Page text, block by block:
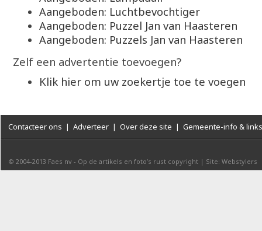
Aangeboden: Luchtbevochtiger
Aangeboden: Puzzel Jan van Haasteren
Aangeboden: Puzzels Jan van Haasteren
Zelf een advertentie toevoegen?
Klik hier om uw zoekertje toe te voegen
Contacteer ons | Adverteer | Over deze site | Gemeente-info & links
© 2004-2013 Faes nv - Op de artikels en foto’s rust copyright | Site: Webstylers